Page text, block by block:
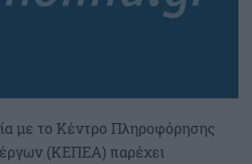
με το Κέντρο Πληροφόρησης
(ΚΕΠΕΑ) παρέχει